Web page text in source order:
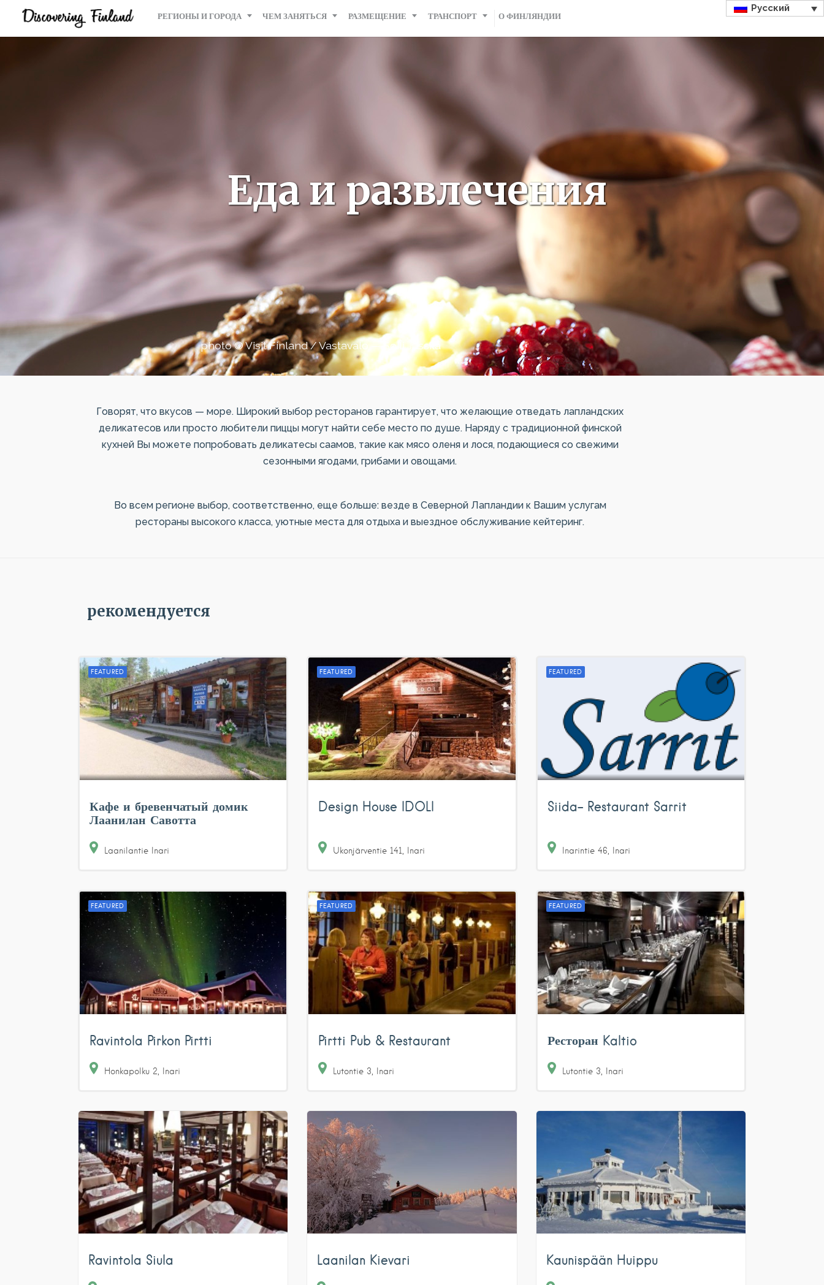
РЕГИОНЫ И ГОРОДА ЧЕМ ЗАНЯТЬСЯ РАЗМЕЩЕНИЕ ТРАНСПОРТ О ФИНЛЯНДИИ
Русский
Еда и развлечения
photo © Visit Finland / Vastavalo — Soili Jussila
Говорят, что вкусов — море. Широкий выбор ресторанов гарантирует, что желающие отведать лапландских
деликатесов или просто любители пиццы могут найти себе место по душе. Наряду с традиционной финской
кухней Вы можете попробовать деликатесы саамов, такие как мясо оленя и лося, подающиеся со свежими
сезонными ягодами, грибами и овощами.
Во всем регионе выбор, соответственно, еще больше: везде в Северной Лапландии к Вашим услугам
рестораны высокого класса, уютные места для отдыха и выездное обслуживание кейтеринг.
рекомендуется
FEATURED
Кафе и бревенчатый домик
Лаанилан Савотта
Laanilantie Inari
FEATURED
Design House IDOLI
Ukonjärventie 141 Inari
FEATURED
Siida- Restaurant Sarrit
Inarintie 46 Inari
FEATURED
Ravintola Pirkon Pirtti
Honkapolku 2 Inari
FEATURED
Pirtti Pub & Restaurant
Lutontie 3 Inari
FEATURED
Ресторан Kaltio
Lutontie 3 Inari
Ravintola Siula Laanilan Kievari Kaunispään Huippu